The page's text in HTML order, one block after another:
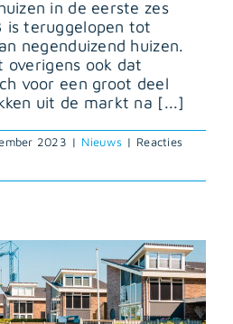
in de eerste zes
is teruggelopen tot
negenduizend huizen.
overigens ook dat
voor een groot deel
uit de markt na [...]
2023 | Nieuws | Reacties